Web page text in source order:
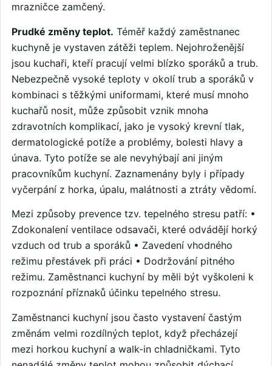
mrazničce zamčený.
Prudké změny teplot. Téměř každý zaměstnanec
kuchyně je vystaven zátěži teplem. Nejohroženější
jsou kuchaři, kteří pracují velmi blízko sporáků a trub.
Nebezpečně vysoké teploty v okolí trub a sporáků v
kombinaci s těžkými uniformami, které musí mnoho
kuchařů nosit, může způsobit vznik mnoha
zdravotních komplikací, jako je vysoký krevní tlak,
dermatologické potíže a problémy, bolesti hlavy a
únava. Tyto potíže se ale nevyhýbají ani jiným
pracovníkům kuchyní. Zaznamenány byly i případy
vyčerpání z horka, úpalu, malátnosti a ztráty vědomí.
Mezi způsoby prevence tzv. tepelného stresu patří: •
Zdokonalení ventilace odsavači, které odvádějí horký
vzduch od trub a sporáků • Zavedení vhodného
režimu přestávek při práci • Dodržování pitného
režimu. Zaměstnanci kuchyní by měli být vyškoleni k
rozpoznání příznaků účinku tepelného stresu.
Zaměstnanci kuchyní jsou často vystavení častým
změnám velmi rozdílných teplot, když přecházejí
mezi horkou kuchyní a walk-in chladničkami. Tyto